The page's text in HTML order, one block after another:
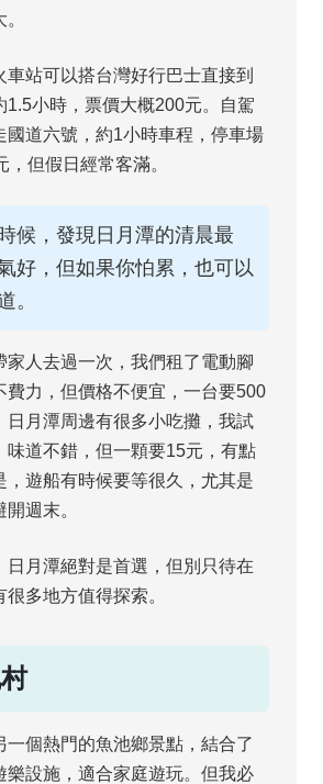
車站可以搭台灣好行巴士直接到
1.5小時，票價大概200元。自駕
國道六號，約1小時車程，停車場
，但假日經常客滿。
候，發現日月潭的清晨最
好，但如果你怕累，也可以
。
家人去過一次，我們租了電動腳
費力，但價格不便宜，一台要500
日月潭周邊有很多小吃攤，我試
味道不錯，但一顆要15元，有點
，遊船有時候要等很久，尤其是
週末。
日月潭絕對是首選，但別只待在
多地方值得探索。
一個熱門的魚池鄉景點，結合了
樂設施，適合家庭遊玩。但我必